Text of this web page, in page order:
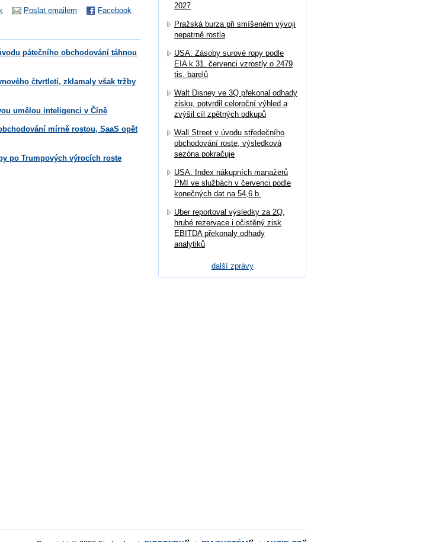
Facebook
Poslat emailem
pátečního obchodování táhnou
čtvrtletí, zklamaly však tržby
umělou inteligenci v Číně
mírně rostou, SaaS opět
po Trumpových výrocích roste
2027
Pražská burza při smíšeném vývoji
nepatrně rostla
USA: Zásoby surové ropy podle
EIA k 31. červenci vzrostly o 2479
tis. barelů
Walt Disney ve 3Q překonal odhady
zisku, potvrdil celoroční výhled a
zvýšil cíl zpětných odkupů
Wall Street v úvodu středečního
obchodování roste, výsledková
sezóna pokračuje
USA: Index nákupních manažerů
PMI ve službách v červenci podle
konečných dat na 54,6 b.
Uber reportoval výsledky za 2Q,
hrubé rezervace i očistěný zisk
EBITDA překonaly odhady
analytiků
další zprávy